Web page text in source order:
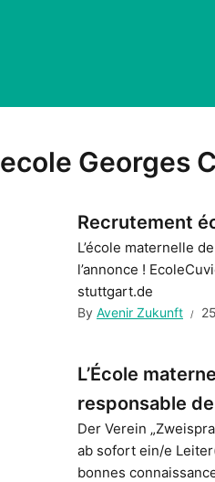
ecole Georges
Recrutement
L’école maternelle
l’annonce !
stuttgart.de
By Avenir Zukunft
L’École
responsable
Der Verein
ab sofort ein/e
bonnes